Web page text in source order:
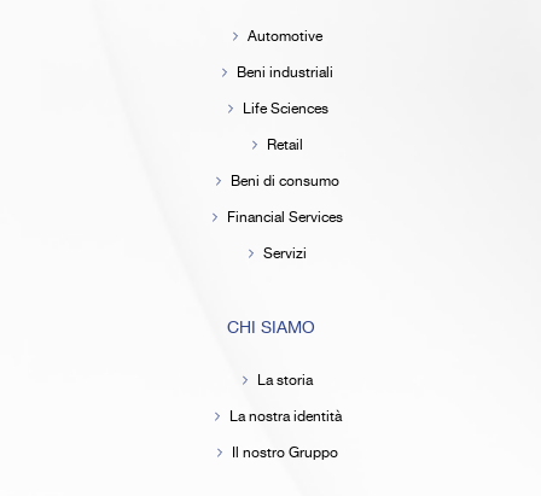
Automotive
Beni industriali
Life Sciences
Retail
Beni di consumo
Financial Services
Servizi
CHI SIAMO
La storia
La nostra identità
Il nostro Gruppo